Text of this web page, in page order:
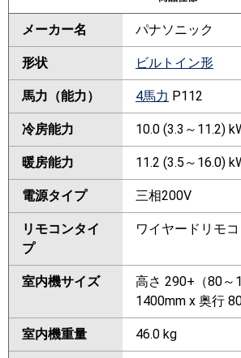
メーカー名 パナソニック
形状 ビルトイン形
馬力（能力） 4馬力 P112
冷房能力 10.0 (3.3～11.2)
暖房能力 11.2 (3.5～16.0)
電源タイプ 三相200V
リモコンタイ
プ
ワイヤードリモ
室内機サイズ
高さ 290+（80～
1400mm x 奥行
室内機重量 46.0 kg